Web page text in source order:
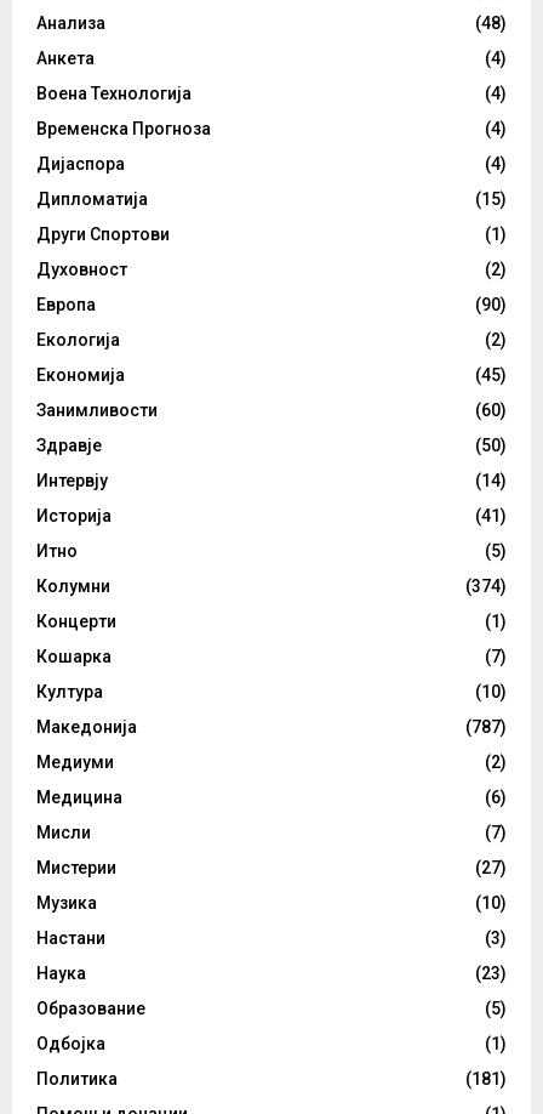
Анализа
(48)
Анкета
(4)
Воена Технологија
(4)
Временска Прогноза
(4)
Дијаспора
(4)
Дипломатија
(15)
Други Спортови
(1)
Духовност
(2)
Европа
(90)
Екологија
(2)
Економија
(45)
Занимливости
(60)
Здравје
(50)
Интервју
(14)
Историја
(41)
Итно
(5)
Колумни
(374)
Концерти
(1)
Кошарка
(7)
Култура
(10)
Македонија
(787)
Медиуми
(2)
Медицина
(6)
Мисли
(7)
Мистерии
(27)
Музика
(10)
Настани
(3)
Наука
(23)
Образование
(5)
Одбојка
(1)
Политика
(181)